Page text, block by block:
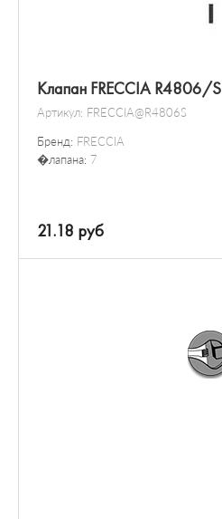
Клапан FRECCIA R4806/S
Артикул: FRECCIA@R4806S
Бренд: FRECCIA
�лапана: 7
21.18 руб